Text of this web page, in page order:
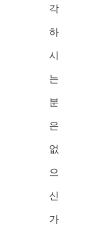
각
하
시
는
분
은
없
으
신
가